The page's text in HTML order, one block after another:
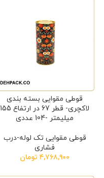
قوطی مقوایی بسته بندی
لاکچری- قطر 67 در ارتفاع 155
میلیمتر -104 عددی
قوطی مقوایی تک لوله-درب
فشاری
۴,۷۶۸,۹۰۰ تومان